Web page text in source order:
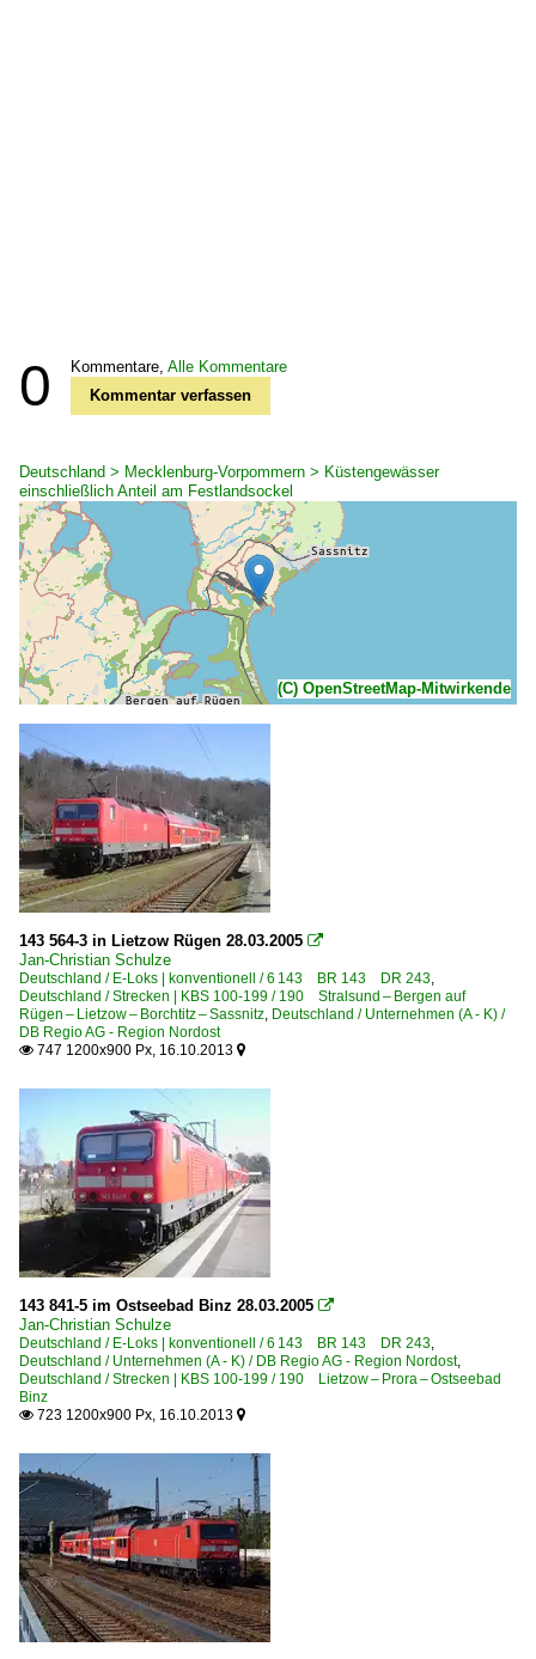
0 Kommentare, Alle Kommentare
Kommentar verfassen
Deutschland > Mecklenburg-Vorpommern > Küstengewässer
einschließlich Anteil am Festlandsockel
(C) OpenStreetMap-Mitwirkende
143 564-3 in Lietzow Rügen 28.03.2005 
Jan-Christian Schulze
Deutschland / E-Loks | konventionell / 6 143 BR 143 DR 243
Deutschland / Strecken | KBS 100-199 / 190 Stralsund – Bergen auf
Rügen – Lietzow – Borchtitz – Sassnitz Deutschland / Unternehmen (A - K) /
DB Regio AG - Region Nordost
 747 1200x900 Px, 16.10.2013 
143 841-5 im Ostseebad Binz 28.03.2005 
Jan-Christian Schulze
Deutschland / E-Loks | konventionell / 6 143 BR 143 DR 243
Deutschland / Unternehmen (A - K) / DB Regio AG - Region Nordost,
Deutschland / Strecken | KBS 100-199 / 190 Lietzow – Prora – Ostseebad
Binz
 723 1200x900 Px, 16.10.2013 